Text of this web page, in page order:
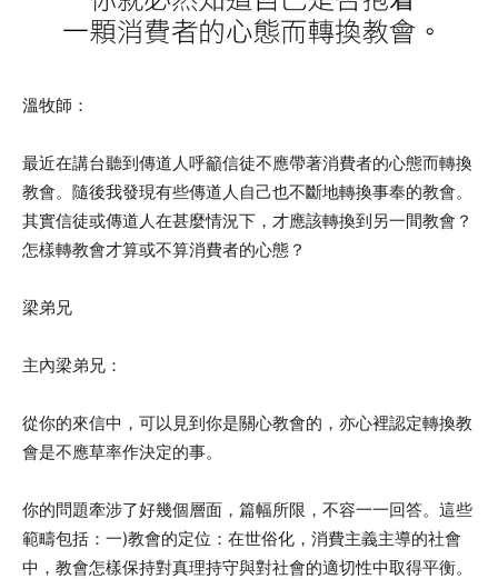
溫牧師：
最近在講台聽到傳道人呼籲信徒不應帶著消費者的心態而轉換
教會。隨後我發現有些傳道人自己也不斷地轉換事奉的教會。
其實信徒或傳道人在甚麼情況下，才應該轉換到另一間教會？
怎樣轉教會才算或不算消費者的心態？
梁弟兄
主內梁弟兄：
從你的來信中，可以見到你是關心教會的，亦心裡認定轉換教
會是不應草率作決定的事。
你的問題牽涉了好幾個層面，篇幅所限，不容一一回答。這些
範疇包括：一)教會的定位：在世俗化，消費主義主導的社會
中，教會怎樣保持對真理持守與對社會的適切性中取得平衡。